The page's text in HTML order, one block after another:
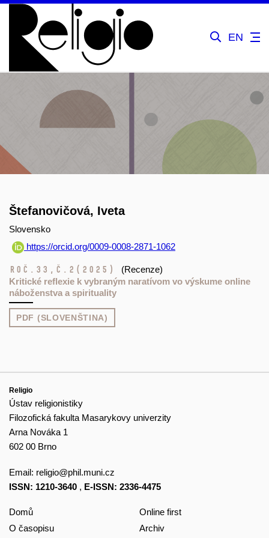
EN
Štefanovičová, Iveta
Slovensko
https://orcid.org/0009-0008-2871-1062
Roč.33, č.2 (2025)
(Recenze)
Kritické reflexie k vybraným naratívom vo výskume online
náboženstva a spirituality
PDF (SLOVENŠTINA)
Religio
Ústav religionistiky
Filozofická fakulta Masarykovy univerzity
Arna Nováka 1
602 00 Brno
Email: religio@phil.muni.cz
ISSN: 1210-3640 , E-ISSN: 2336-4475
Domů
O časopisu
Online first
Archiv